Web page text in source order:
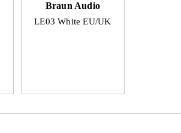
Braun Audio
LE03 White EU/UK